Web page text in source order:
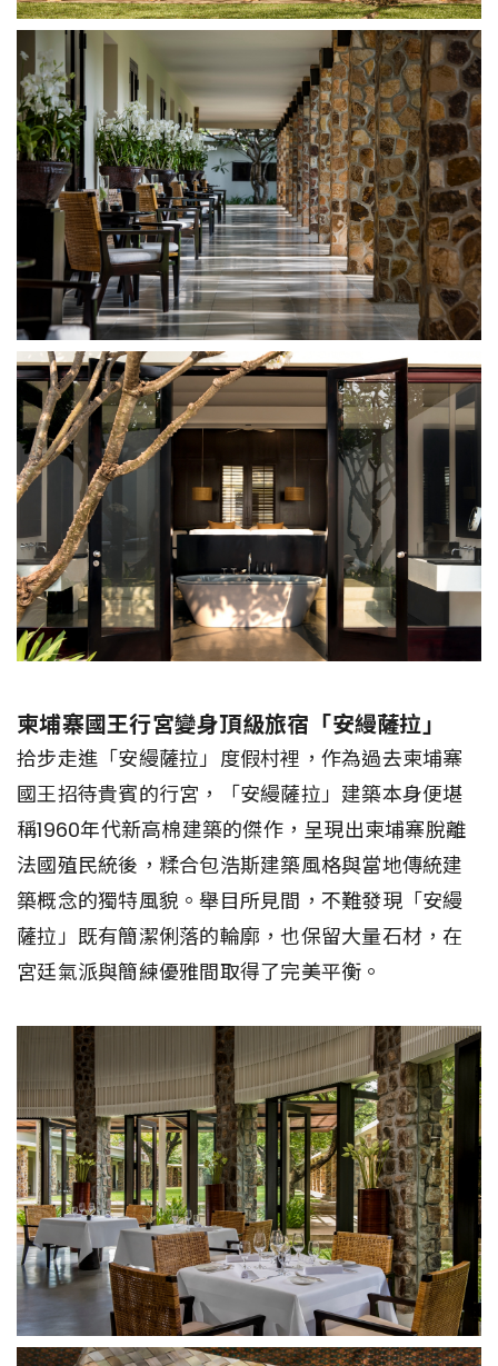
柬埔寨國王行宮變身頂級旅宿「安縵薩拉」
拾步走進「安縵薩拉」度假村裡，作為過去柬埔寨
國王招待貴賓的行宮，「安縵薩拉」建築本身便堪
稱1960年代新高棉建築的傑作，呈現出柬埔寨脫離
法國殖民統後，糅合包浩斯建築風格與當地傳統建
築概念的獨特風貌。舉目所見間，不難發現「安縵
薩拉」既有簡潔俐落的輪廓，也保留大量石材，在
宮廷氣派與簡練優雅間取得了完美平衡。